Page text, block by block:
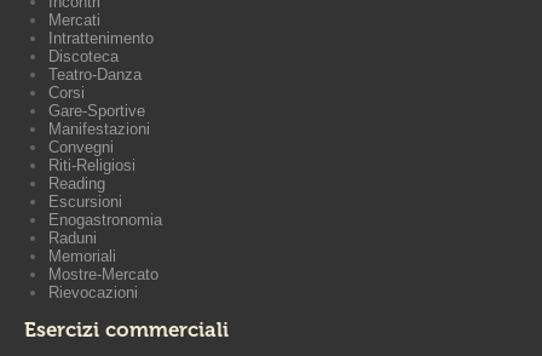
Mercati
Intrattenimento
Discoteca
Teatro-Danza
Corsi
Gare-Sportive
Manifestazioni
Convegni
Riti-Religiosi
Reading
Escursioni
Enogastronomia
Raduni
Memoriali
Mostre-Mercato
Rievocazioni
Esercizi commerciali